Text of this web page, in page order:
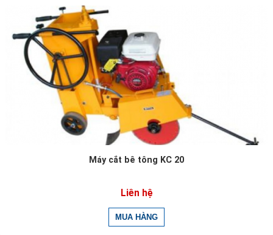
Máy cắt bê tông KC 20
Liên hệ